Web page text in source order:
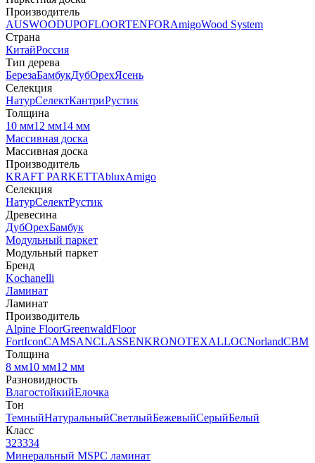
Производитель
AUSWOODUPOFLOORTENFORAmigoWood System
Страна
КитайРоссия
Тип дерева
БерезаБамбукДубОрехЯсень
Селекция
НатурСелектКантриРустик
Толщина
10 мм12 мм14 мм
Массивная доска
Массивная доска
Производитель
KRAFT PARKETTAbluxAmigo
Селекция
НатурСелектРустик
Древесина
ДубОрехБамбук
Модульный паркет
Модульный паркет
Бренд
Kochanelli
Ламинат
Ламинат
Производитель
Alpine FloorGreenwaldFloor
FortIconCAMSANCLASSENKRONOTEXALLOCNorlandCBM
Толщина
8 мм10 мм12 мм
Разновидность
ВлагостойкийЕлочка
Тон
ТемныйНатуральныйСветлыйБежевыйСерыйБелый
Класс
323334
Минеральный MSPC ламинат